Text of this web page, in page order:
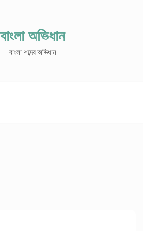
বাংলা অভিধান
বাংলা শব্দের অভিধান